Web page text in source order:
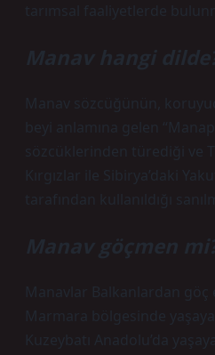
tarımsal faaliyetlerde
Manav hangi dilde?
Manav sözcüğünün,
beyi anlamına gelen
sözcüklerinden türediği ve
Kırgızlar ile Sibirya’daki
tarafından kullanıldığı
Manav göçmen mi?
Manavlar Balkanlardan göç
Marmara bölgesinde
Kuzeybatı Anadolu’da